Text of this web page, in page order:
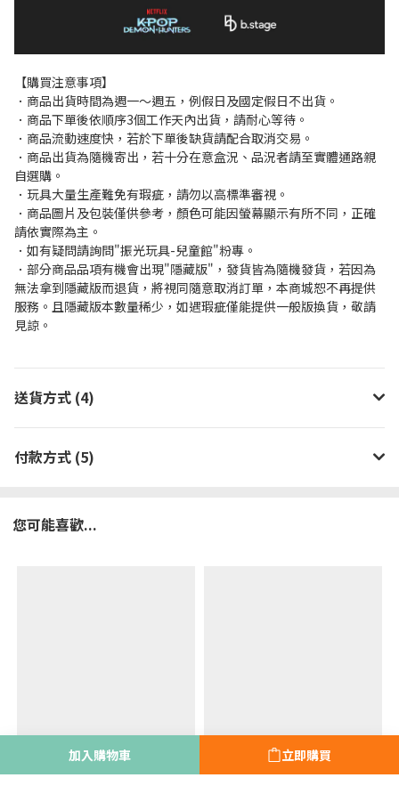
加入購物車 立即購買
【購買注意事項】
．商品出貨時間為週一～週五，例假日及國定假日不出貨。
．商品下單後依順序3個工作天內出貨，請耐心等待。
．商品流動速度快，若於下單後缺貨請配合取消交易。
．商品出貨為隨機寄出，若十分在意盒況、品況者請至實體通路親
自選購。
．玩具大量生產難免有瑕疵，請勿以高標準審視。
．商品圖片及包裝僅供參考，顏色可能因螢幕顯示有所不同，正確
請依實際為主。
．如有疑問請詢問"振光玩具-兒童館"粉專。
．部分商品品項有機會出現"隱藏版"，發貨皆為隨機發貨，若因為
無法拿到隱藏版而退貨，將視同隨意取消訂單，本商城恕不再提供
服務。且隱藏版本數量稀少，如遇瑕疵僅能提供一般版換貨，敬請
見諒。
送貨方式 (4)
付款方式 (5)
您可能喜歡...